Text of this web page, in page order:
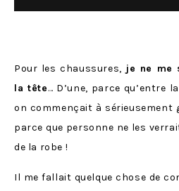
Pour les chaussures, je ne me
la tête… D’une, parce qu’entre
on commençait à sérieusement
parce que personne ne les
de la robe !
Il me fallait quelque chose de